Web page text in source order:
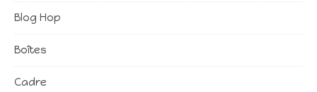
Blog Hop
Boîtes
Cadre